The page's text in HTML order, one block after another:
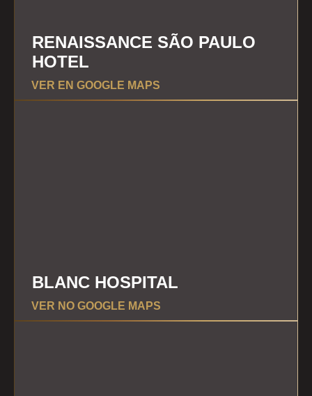
RENAISSANCE SÃO PAULO
HOTEL
VER EN GOOGLE MAPS
BLANC HOSPITAL
VER NO GOOGLE MAPS